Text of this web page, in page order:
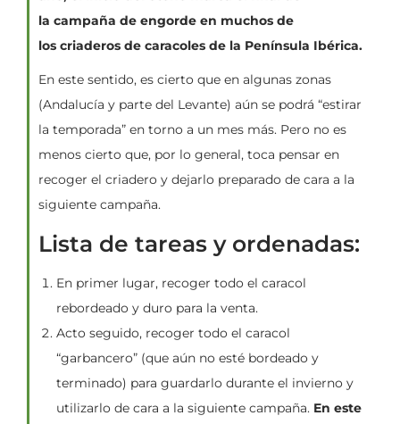
la campaña de engorde en muchos de
los criaderos de caracoles de la Península Ibérica.
En este sentido, es cierto que en algunas zonas
(Andalucía y parte del Levante) aún se podrá “estirar
la temporada” en torno a un mes más. Pero no es
menos cierto que, por lo general, toca pensar en
recoger el criadero y dejarlo preparado de cara a la
siguiente campaña.
Lista de tareas y ordenadas:
En primer lugar, recoger todo el caracol
rebordeado y duro para la venta.
Acto seguido, recoger todo el caracol
“garbancero” (que aún no esté bordeado y
terminado) para guardarlo durante el invierno y
utilizarlo de cara a la siguiente campaña. En este